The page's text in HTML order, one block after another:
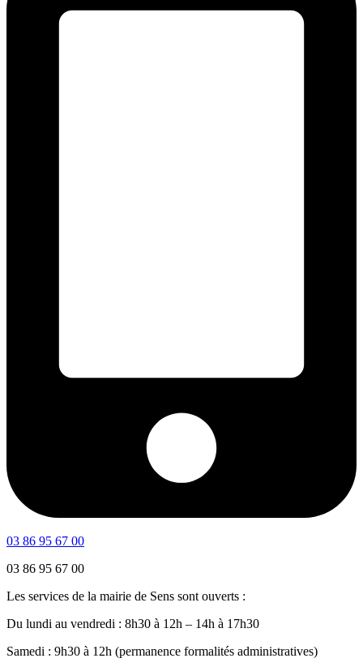
03 86 95 67 00
03 86 95 67 00
Les services de la mairie de Sens sont ouverts :
Du lundi au vendredi : 8h30 à 12h – 14h à 17h30
Samedi : 9h30 à 12h (permanence formalités administratives)